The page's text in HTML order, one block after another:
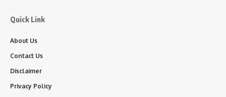
Quick Link
About Us
Contact Us
Disclaimer
Privacy Policy